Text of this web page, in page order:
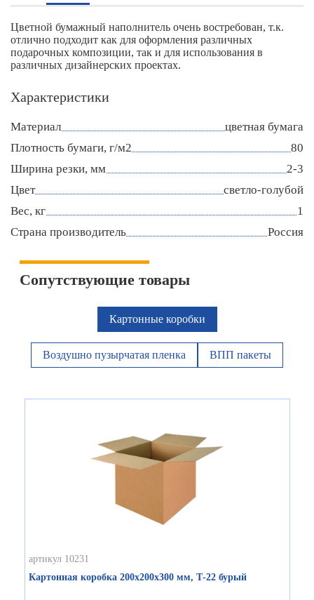
Цветной бумажный наполнитель очень востребован, т.к.
отлично подходит как для оформления различных
подарочных композиции, так и для использования в
различных дизайнерских проектах.
Характеристики
Материал
цветная бумага
Плотность бумаги, г/м2
80
Ширина резки, мм
2-3
Цвет
светло-голубой
Вес, кг
1
Страна производитель
Россия
Сопутствующие товары
Картонные коробки
Воздушно пузырчатая пленка ВПП пакеты
артикул 10231
Картонная коробка 200х200х300 мм, Т-22 бурый